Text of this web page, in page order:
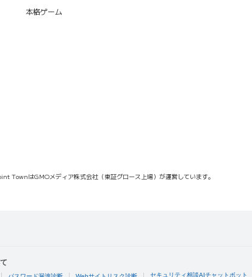
本格ゲーム
TownはGMOメディア株式会社（東証グロース上場）が運営しています。
セキュリティ相談AIチャットボット